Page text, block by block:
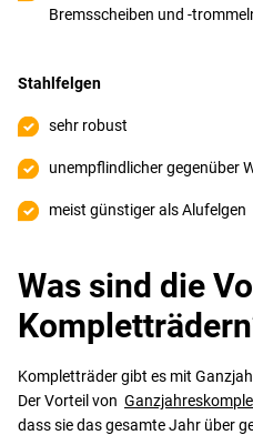
Bremsscheiben und -
Stahlfelgen
sehr robust
unempflindlicher gegenüber
meist günstiger als Alufelgen
Was sind die
Kompletträder gibt es mit
Der Vorteil von
dass sie das gesamte Jahr über